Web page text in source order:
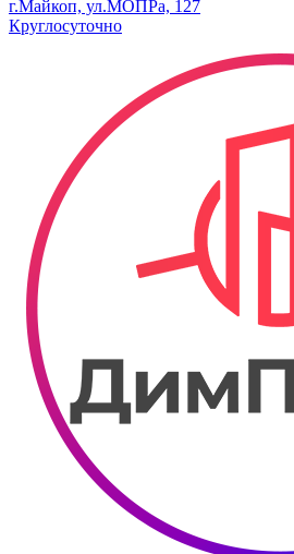
г.Майкоп, ул.МОПРа, 127
Круглосуточно